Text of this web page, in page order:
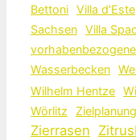
Bettoni Villa d'Este
Sachsen Villa
Wasserbecken
Wilhelm Hentze
Wörlitz Zielplanung
Zierrasen